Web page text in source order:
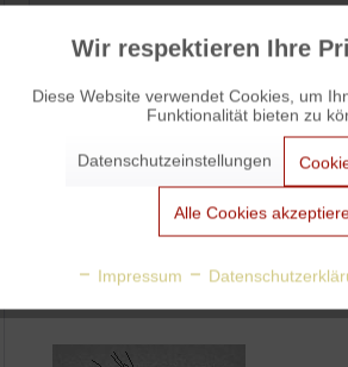
Funktionale
Personalisierung
Wir respektieren Ihre
Diese Website verwendet Cookies, um
Funktionalität bieten zu
Datenschutzeinstellungen
Alle Cookies
Impressum